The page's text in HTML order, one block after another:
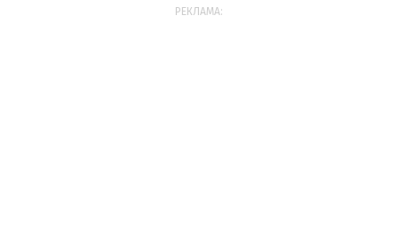
РЕКЛАМА: